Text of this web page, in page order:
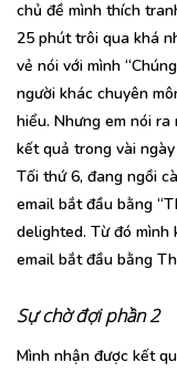
chủ đề mình thích
25 phút trôi qua khá
vẻ nói với mình
người khác chuyên
hiểu. Nhưng em nói
kết quả trong vài ngày
Tối thứ 6, đang ngồi
email bắt đầu bằng
delighted. Từ đó mình
email bắt đầu bằng
Sự chờ đợi phần 2
Mình nhận được kết